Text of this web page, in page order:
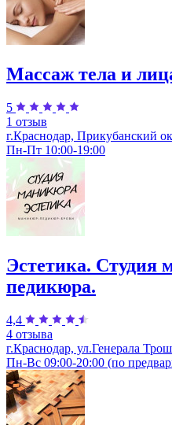
Массаж тела и
5
1 отзыв
г.Краснодар, Прикубанский
Пн-Пт 10:00-19:00
Эстетика. Студия
педикюра.
4,4
4 отзыва
г.Краснодар, ул.Генерала
Пн-Вс 09:00-20:00 (по